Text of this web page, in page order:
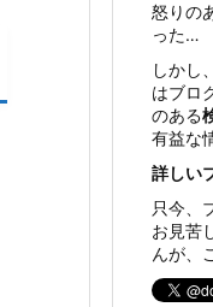
怒りの
った…
しかし
はブロ
のある
有益な
詳しい
只今、
お見苦
んが、